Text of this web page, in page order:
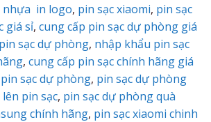
nhựa in logo, pin sạc xiaomi, pin sạc
giá sỉ, cung cấp pin sạc dự phòng giá
sạc dự phòng, nhập khẩu pin sạc
, cung cấp pin sạc chính hãng giá
sạc dự phòng, pin sạc dự phòng
pin sạc, pin sạc dự phòng quà
chính hãng, pin sạc xiaomi chinh